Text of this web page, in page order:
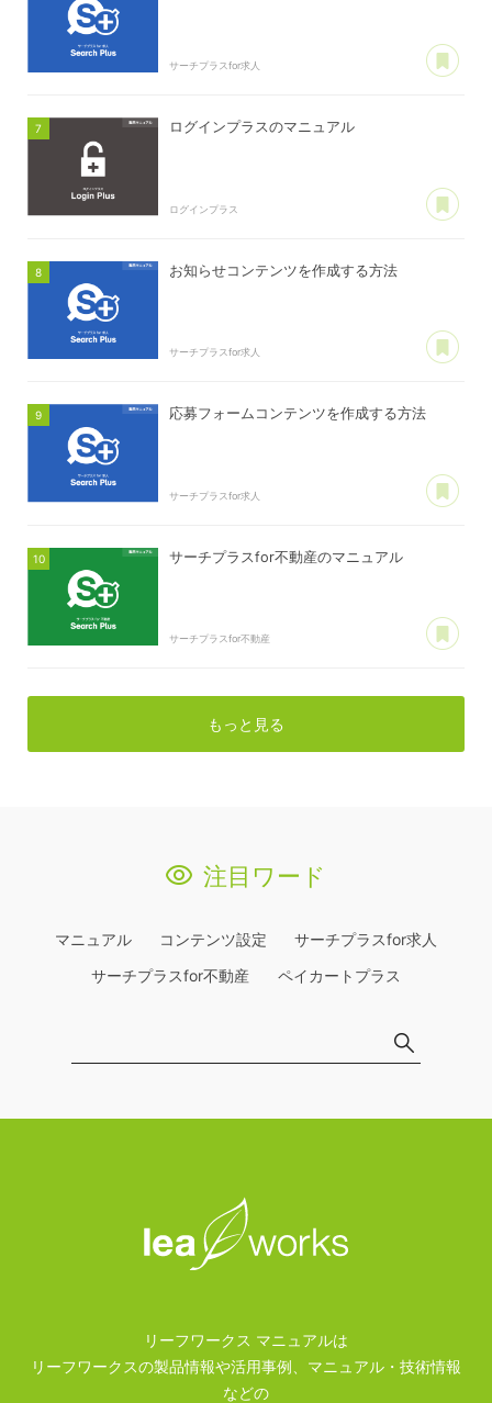
サーチプラスfor求人
ログインプラスのマニュアル
ログインプラス
お知らせコンテンツを作成する方法
サーチプラスfor求人
応募フォームコンテンツを作成する方法
サーチプラスfor求人
サーチプラスfor不動産のマニュアル
サーチプラスfor不動産
もっと見る
注目ワード
マニュアル コンテンツ設定
サーチプラスfor求人
サーチプラスfor不動産
ペイカートプラス
リーフワークス マニュアルは
リーフワークスの製品情報や活用事例、マニュアル・技術情報
などの